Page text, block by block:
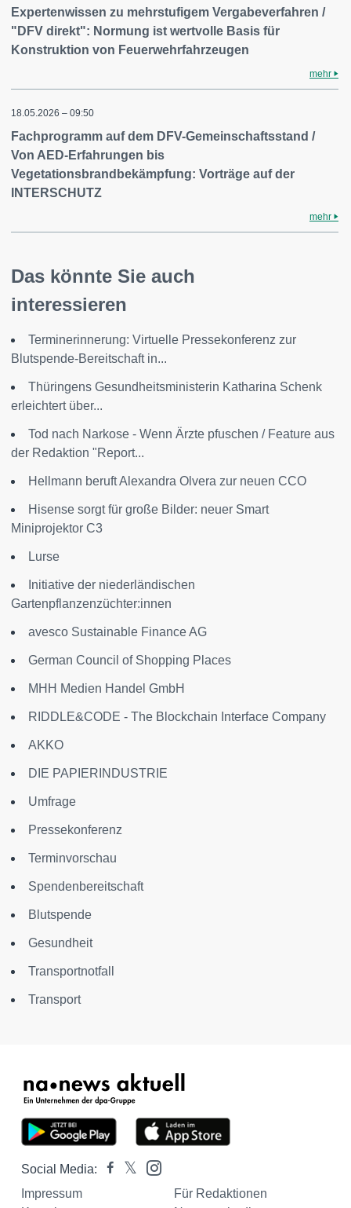
Expertenwissen zu mehrstufigem Vergabeverfahren /
"DFV direkt": Normung ist wertvolle Basis für
Konstruktion von Feuerwehrfahrzeugen
mehr
18.05.2026 – 09:50
Fachprogramm auf dem DFV-Gemeinschaftsstand /
Von AED-Erfahrungen bis
Vegetationsbrandbekämpfung: Vorträge auf der
INTERSCHUTZ
mehr
Das könnte Sie auch
interessieren
Terminerinnerung: Virtuelle Pressekonferenz zur
Blutspende-Bereitschaft in...
Thüringens Gesundheitsministerin Katharina Schenk
erleichtert über...
Tod nach Narkose - Wenn Ärzte pfuschen / Feature aus
der Redaktion "Report...
Hellmann beruft Alexandra Olvera zur neuen CCO
Hisense sorgt für große Bilder: neuer Smart
Miniprojektor C3
Lurse
Initiative der niederländischen
Gartenpflanzenzüchter:innen
avesco Sustainable Finance AG
German Council of Shopping Places
MHH Medien Handel GmbH
RIDDLE&CODE - The Blockchain Interface Company
AKKO
DIE PAPIERINDUSTRIE
Umfrage
Pressekonferenz
Terminvorschau
Spendenbereitschaft
Blutspende
Gesundheit
Transportnotfall
Transport
Social Media:
Impressum
Für Redaktionen